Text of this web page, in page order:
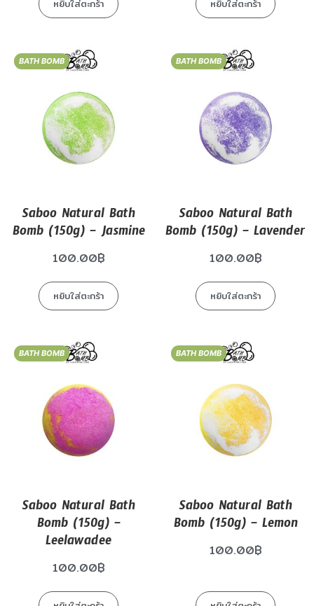
หยิบใส่ตะกร้า หยิบใส่ตะกร้า
BATH BOMB
Saboo Natural Bath
Bomb (150g) – Jasmine
100.00฿
หยิบใส่ตะกร้า
BATH BOMB
Saboo Natural Bath
Bomb (150g) – Lavender
100.00฿
หยิบใส่ตะกร้า
BATH BOMB
Saboo Natural Bath
Bomb (150g) –
Leelawadee
100.00฿
BATH BOMB
Saboo Natural Bath
Bomb (150g) – Lemon
100.00฿